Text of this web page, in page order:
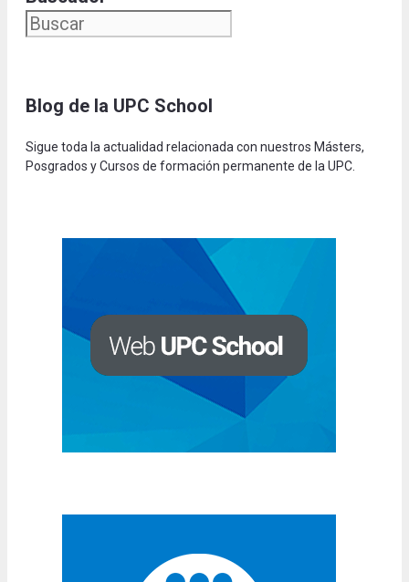
Blog de la UPC School
Sigue toda la actualidad relacionada con nuestros Másters,
Posgrados y Cursos de formación permanente de la UPC.